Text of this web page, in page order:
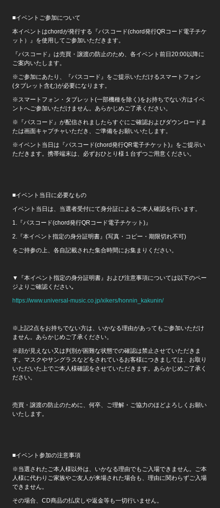
■イベントご参加について
本イベントはchordが発行する『パスコード(chord発行QRコード電子チケ
ット）』を使用してご参加いただきます。
『パスコード』は売買・譲渡の防止のため、各イベント前日20:00以降に
ご案内いたします。
※ご参加にあたり、『パスコード』をご提示いただけるスマートフォン
(タブレット含む)が必要になります。
※スマートフォン・タブレット(一部機種を除く)をお持ちでない方はイベ
ントへご参加いただけません。あらかじめご了承ください。
※『パスコード』が配信されましたらすぐにご確認およびダウンロードま
たは画面キャプチャいただき、ご準備をお願いいたします。
※イベント当日は『パスコード(chord発行QR電子チケット)』をご提示い
ただきます。携帯端末は、必ずおひとり様１台ずつご用意ください。
■イベント当日に必要なもの
イベント当日は、当選者受付にて身分証によるご本人確認を行います。
1.『パスコード(chord発行QRコード電子チケット)』
2.『本イベント指定の身分証明書』(写真・コピー・期限切れ不可)
をご持参の上、各自記載された集合時間にお集まりください。
▼『本イベント指定の身分証明書』および注意事項については以下のペー
ジよりご確認ください｡
https://www.universal-music.co.jp/xikers/honnin_kakunin/
※上記2点をお持ちでない方は、いかなる理由があってもご参加いただけ
ません。あらかじめご了承ください。
※顔が見えない又は判別が困難な状態での確認は禁止させていただきま
す。マスクやサングラスなどをされているお客様につきましては、お取り
いただいた上でご本人様確認をさせていただきます。あらかじめご了承く
ださい。
売買・譲渡の防止のために、何卒、ご理解・ご協力のほどよろしくお願い
いたします。
■イベント参加の注意事項
※当選されたご本人様以外は、いかなる理由でもご入場できません。ご本
人様に代わりご家族やご友人が来場された場合も、理由に関わらずご入場
できません。
その場合、CD商品の払戻しや返金等も一切行いません。